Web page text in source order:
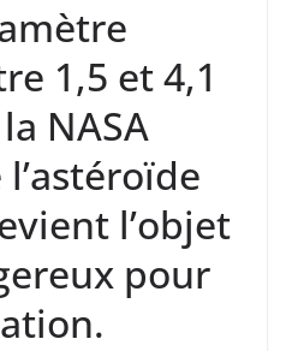
1,5 et 4,1
NASA
l’objet
pour